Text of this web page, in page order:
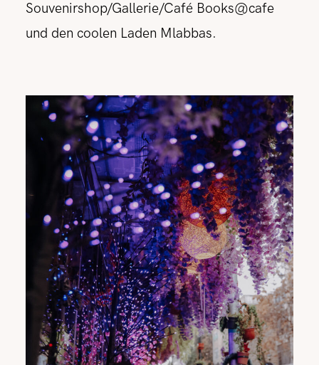
Souvenirshop/Gallerie/Café Books@cafe
und den coolen Laden Mlabbas.